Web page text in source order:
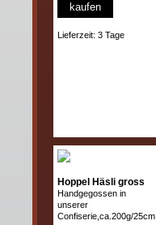
kaufen
Lieferzeit: 3 Tage
Hoppel Häsli gross
Handgegossen in
unserer
Confiserie,ca.200g/25cm